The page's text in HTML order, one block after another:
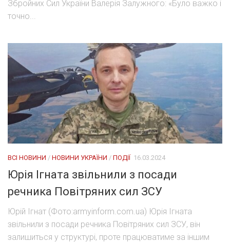
Збройних Сил України Валерія Залужного: «Було важко і
точно...
ВСІ НОВИНИ / НОВИНИ УКРАЇНИ / ПОДІЇ 16.03.2024
Юрія Ігната звільнили з посади
речника Повітряних сил ЗСУ
Юрій Ігнат (Фото:armyinform.com.ua) Юрія Ігната
звільнили з посади речника Повітряних сил ЗСУ, він
залишиться у структурі, проте працюватиме за іншим